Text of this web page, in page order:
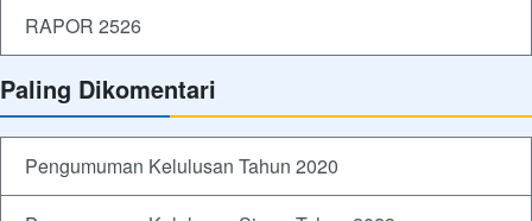
RAPOR 2526
Paling Dikomentari
Pengumuman Kelulusan Tahun 2020